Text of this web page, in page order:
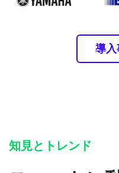
導
知見とトレンド